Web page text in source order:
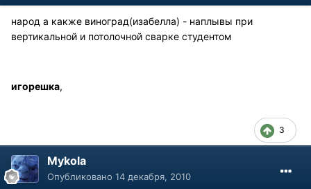
народ а какже виноград(изабелла) - наплывы при
вертикальной и потолочной сварке студентом
игорешка,
3
Mykola
Опубликовано 14 декабря, 2010